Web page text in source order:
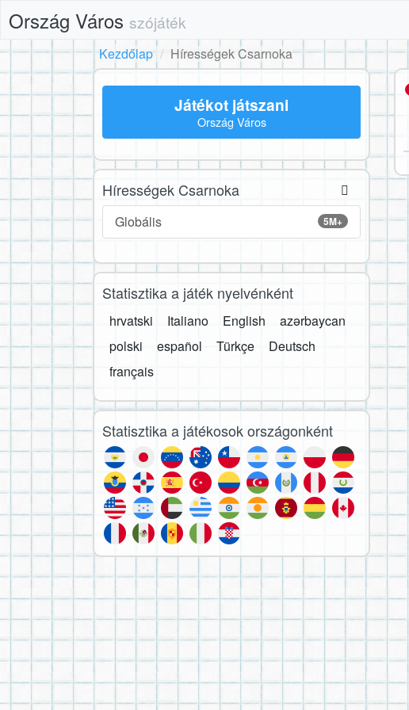
Ország Város szójáték
Kezdőlap
Hírességek Csarnoka
Játékot játszani
Ország Város
Hírességek Csarnoka
5M+
Globális
Statisztika a játék nyelvénként
hrvatski Italiano English
azərbaycan
polski
español Türkçe
Deutsch
français
Statisztika a játékosok országonként